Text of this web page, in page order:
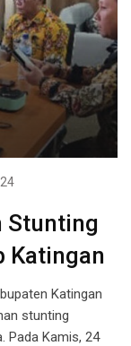
Stunting
Katingan
Katingan
stunting
Pada Kamis, 24